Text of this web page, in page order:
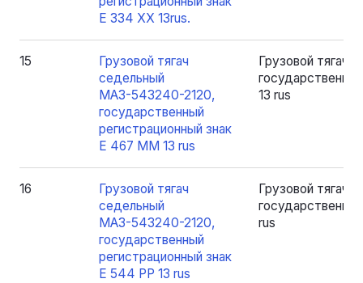
Е 334 ХХ 13rus.
15
Грузовой тягач
седельный
МАЗ-543240-2120,
государственный
регистрационный знак
Е 467 ММ 13 rus
Грузовой тягач
13 rus
16
Грузовой тягач
седельный
МАЗ-543240-2120,
государственный
регистрационный знак
Е 544 РР 13 rus
Грузовой тягач
rus